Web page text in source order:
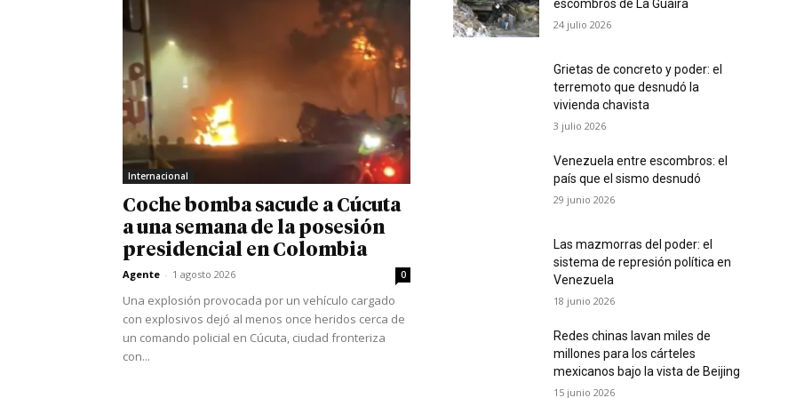
Internacional
Coche bomba sacude a Cúcuta
a una semana de la posesión
presidencial en Colombia
Agente - 1 agosto 2026 0
Una explosión provocada por un vehículo cargado
con explosivos dejó al menos once heridos cerca de
un comando policial en Cúcuta, ciudad fronteriza
con...
escombros de La Guaira
24 julio 2026
Grietas de concreto y poder: el
terremoto que desnudó la
vivienda chavista
3 julio 2026
Venezuela entre escombros: el
país que el sismo desnudó
29 junio 2026
Las mazmorras del poder: el
sistema de represión política en
Venezuela
18 junio 2026
Redes chinas lavan miles de
millones para los cárteles
mexicanos bajo la vista de Beijing
15 junio 2026